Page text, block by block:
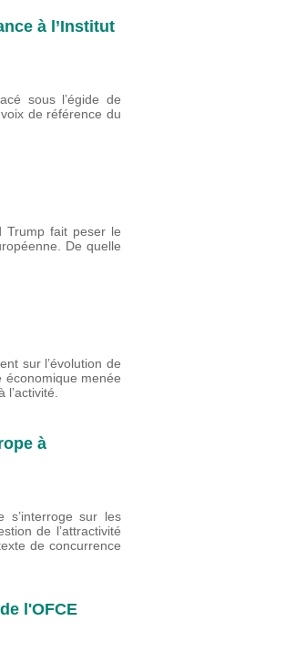
à l’Institut
sous l’égide de
de référence du
Trump fait peser le
De quelle
sur l’évolution de
économique menée
à
s’interroge sur les
de l’attractivité
de concurrence
l'OFCE